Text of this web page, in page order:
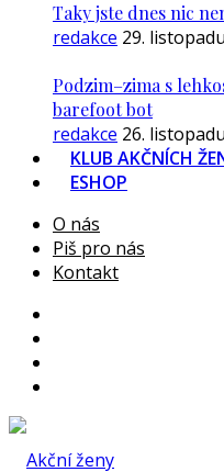
Taky jste dnes nic
redakce 29.
Podzim–zima s
barefoot bot
redakce 26.
KLUB AKČNÍCH
ESHOP
O nás
Piš pro nás
Kontakt